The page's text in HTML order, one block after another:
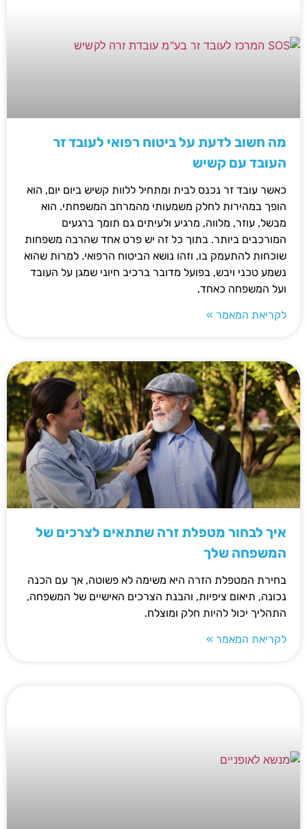
מה חשוב לדעת על ביטוח רפואי לעובד זר
העובד עם קשיש
כאשר עובד זר נכנס לבית ומתחיל ללוות קשיש ביום יום, הוא
הופך במהירות לחלק משמעותי מהמרחב המשפחתי. הוא
מבשל, עוזר, מלווה, מרגיע ולעיתים גם תומך ברגעים
המורכבים ביותר. בתוך כל זה יש פרט אחד שהרבה משפחות
שוכחות להתעמק בו, וזהו נושא הביטוח הרפואי. למרות שהוא
נשמע טכני ויבש, בפועל מדובר ברכיב חיוני שמגן על העובד
ועל המשפחה כאחד.
לקריאת המאמר »
איך לבחור מטפלת זרה שתתאים לצרכים של
המשפחה שלך
בחירת המטפלת הזרה היא משימה לא פשוטה, אך עם הכנה
נכונה, תיאום ציפיות, והבנת הצרכים האישיים של המשפחה,
התהליך יכול להיות חלק ומוצלח.
לקריאת המאמר »